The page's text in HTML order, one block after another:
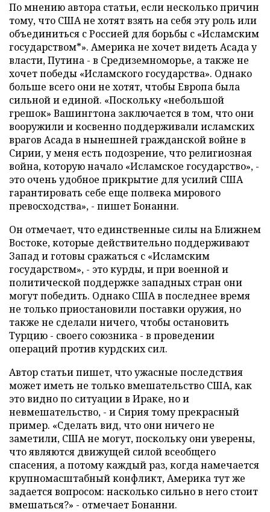
По мнению автора статьи, если несколько причин
тому, что США не хотят взять на себя эту роль или
объединиться с Россией для борьбы с «Исламским
государством*». Америка не хочет видеть Асада у
власти, Путина - в Средиземноморье, а также не
хочет победы «Исламского государства». Однако
больше всего они не хотят, чтобы Европа была
сильной и единой. «Поскольку «небольшой
грешок» Вашингтона заключается в том, что они
вооружили и косвенно поддерживали исламских
врагов Асада в нынешней гражданской войне в
Сирии, у меня есть подозрение, что религиозная
война, которую начало «Исламское государство», -
это очень удобное прикрытие для усилий США
гарантировать себе еще полвека мирового
превосходства», - пишет Бонанни.
Он отмечает, что единственные силы на Ближнем
Востоке, которые действительно поддерживают
Запад и готовы сражаться с «Исламским
государством», - это курды, и при военной и
политической поддержке западных стран они
могут победить. Однако США в последнее время
не только приостановили поставки оружия, но
также не сделали ничего, чтобы остановить
Турцию - своего союзника - в проведении
операций против курдских сил.
Автор статьи пишет, что ужасные последствия
может иметь не только вмешательство США, как
это видно по ситуации в Ираке, но и
невмешательство, - и Сирия тому прекрасный
пример. «Сделать вид, что они ничего не
заметили, США не могут, поскольку они уверены,
что являются движущей силой всеобщего
спасения, а потому каждый раз, когда намечается
крупномасштабный конфликт, Америка тут же
задается вопросом: насколько сильно в него стоит
вмешаться?» - отмечает Бонанни.